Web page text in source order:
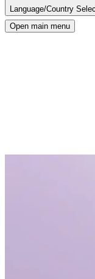
Language/Country
Open main menu